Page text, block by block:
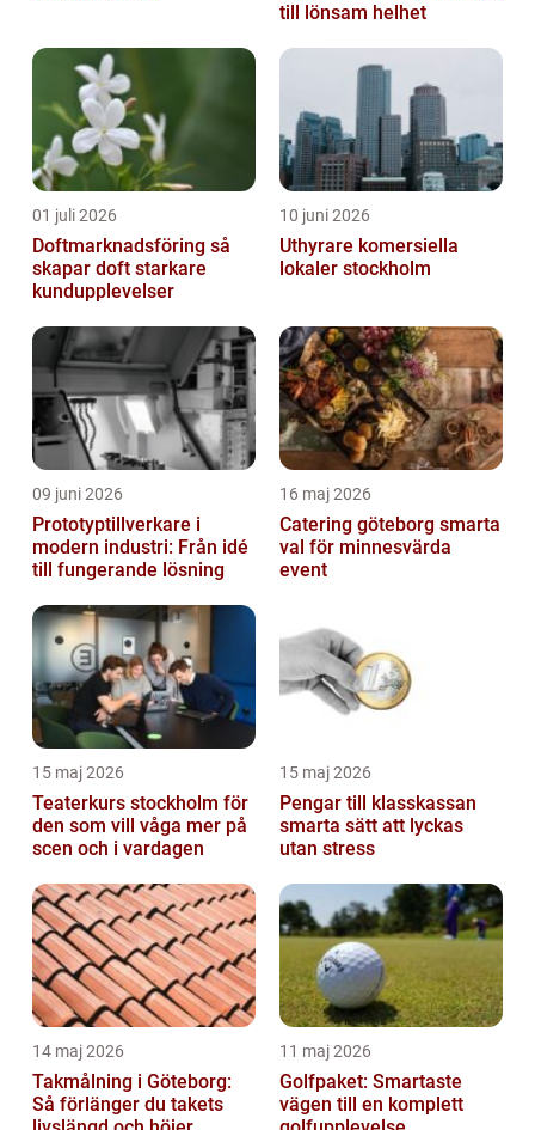
till lönsam helhet
01 juli 2026
Doftmarknadsföring så
skapar doft starkare
kundupplevelser
10 juni 2026
Uthyrare komersiella
lokaler stockholm
09 juni 2026
Prototyptillverkare i
modern industri: Från idé
till fungerande lösning
16 maj 2026
Catering göteborg smarta
val för minnesvärda
event
15 maj 2026
Teaterkurs stockholm för
den som vill våga mer på
scen och i vardagen
15 maj 2026
Pengar till klasskassan
smarta sätt att lyckas
utan stress
14 maj 2026
Takmålning i Göteborg:
Så förlänger du takets
11 maj 2026
Golfpaket: Smartaste
vägen till en komplett